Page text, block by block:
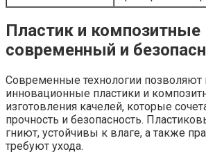
Пластик и
современный и
Современные технологии позволяют
инновационные пластики и
изготовления качелей, которые
прочность и безопасность.
гниют, устойчивы к влаге, а также
требуют ухода.